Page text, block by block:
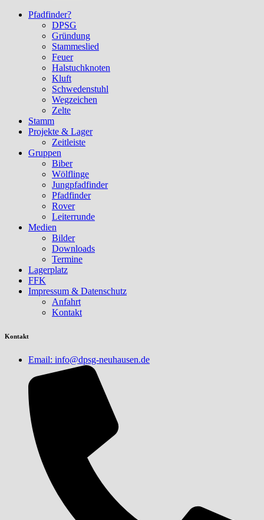
Pfadfinder?
DPSG
Gründung
Stammeslied
Feuer
Halstuchknoten
Kluft
Schwedenstuhl
Wegzeichen
Zelte
Stamm
Projekte & Lager
Zeitleiste
Gruppen
Biber
Wölflinge
Jungpfadfinder
Pfadfinder
Rover
Leiterrunde
Medien
Bilder
Downloads
Termine
Lagerplatz
FFK
Impressum & Datenschutz
Anfahrt
Kontakt
Kontakt
Email: info@dpsg-neuhausen.de